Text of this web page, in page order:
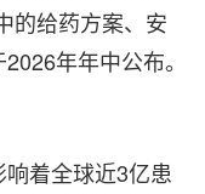
的给药方案、安
年年中公布。
着全球近3亿患